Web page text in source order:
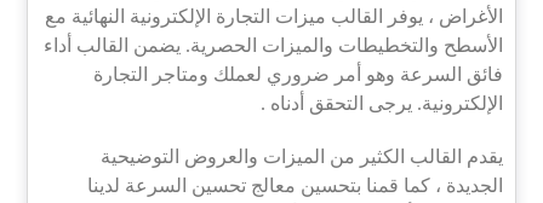
الأغراض ، يوفر القالب ميزات التجارة الإلكترونية النهائية مع
الأسطح والتخطيطات والميزات الحصرية. يضمن القالب أداء
فائق السرعة وهو أمر ضروري لعملك ومتاجر التجارة
الإلكترونية. يرجى التحقق أدناه .
يقدم القالب الكثير من الميزات والعروض التوضيحية
الجديدة ، كما قمنا بتحسين معالج تحسين السرعة لدينا